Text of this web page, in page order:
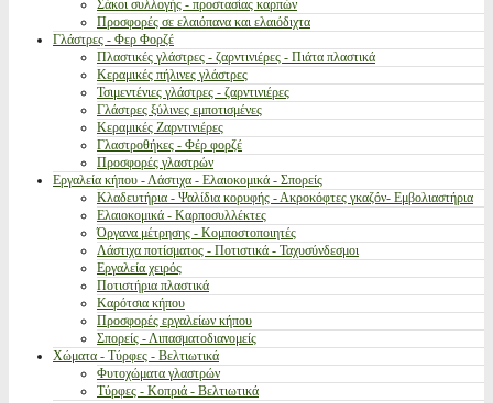
Σάκοι συλλογής - προστασίας καρπών
Προσφορές σε ελαιόπανα και ελαιόδιχτα
Γλάστρες - Φερ Φορζέ
Πλαστικές γλάστρες - ζαρντινιέρες - Πιάτα πλαστικά
Κεραμικές πήλινες γλάστρες
Τσιμεντένιες γλάστρες - ζαρντινιέρες
Γλάστρες ξύλινες εμποτισμένες
Κεραμικές Ζαρντινιέρες
Γλαστροθήκες - Φέρ φορζέ
Προσφορές γλαστρών
Εργαλεία κήπου - Λάστιχα - Ελαιοκομικά - Σπορείς
Κλαδευτήρια - Ψαλίδια κορυφής - Ακροκόφτες γκαζόν- Εμβολιαστήρια
Ελαιοκομικά - Καρποσυλλέκτες
Όργανα μέτρησης - Κομποστοποιητές
Λάστιχα ποτίσματος - Ποτιστικά - Ταχυσύνδεσμοι
Εργαλεία χειρός
Ποτιστήρια πλαστικά
Καρότσια κήπου
Προσφορές εργαλείων κήπου
Σπορείς - Λιπασματοδιανομείς
Χώματα - Τύρφες - Βελτιωτικά
Φυτοχώματα γλαστρών
Τύρφες - Κοπριά - Βελτιωτικά